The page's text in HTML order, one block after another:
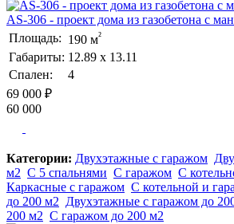
AS-306 - проект дома из газобетона с
Площадь: 190 м²
Габариты: 12.89 х 13.11
Спален:
4
69 000 ₽
60 000
Категории: Двухэтажные с гаражом
м2 С 5 спальнями С гаражом С
Каркасные с гаражом С котельной и
до 200 м2 Двухэтажные с гаражом до
200 м2 С гаражом до 200 м2